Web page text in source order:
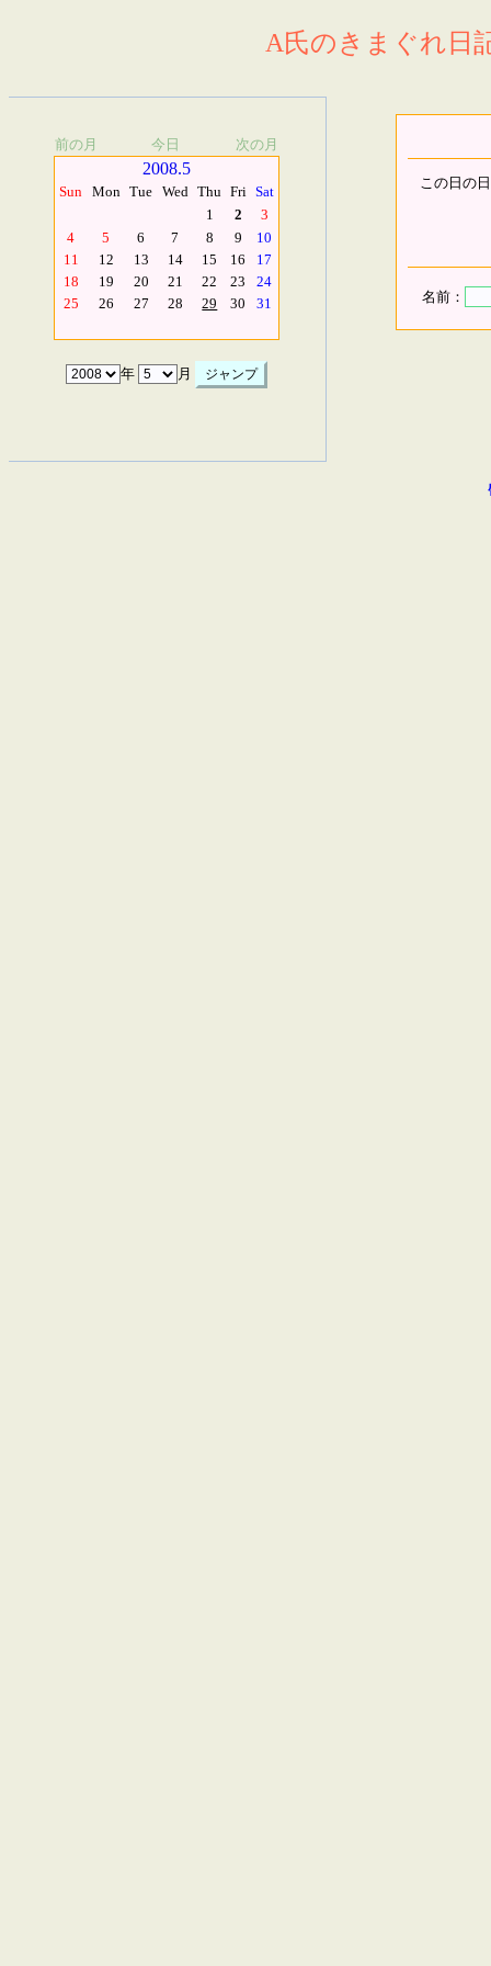
A氏のきまぐれ日
前の月 今日 次の月
2008.5
Sun Mon Tue Wed Thu Fri Sat
1
2
3
4
5 6 7 8 9
10
11
12 13 14 15 16
17
18
19 20 21 22 23
24
25
26 27 28 29 30 31
年 月
この日の
名前：